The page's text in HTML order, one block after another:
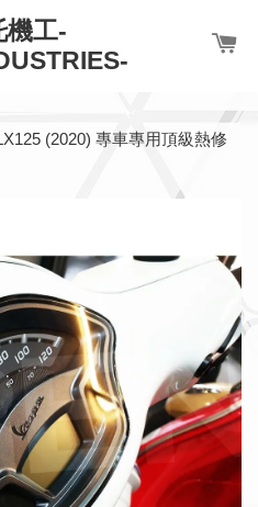
機工-
(2020) 專車專用頂級熱修